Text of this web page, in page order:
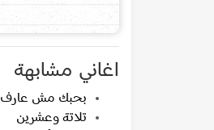
اغاني مشابهة
بحبك مش عارف
تلاتة وعشرين